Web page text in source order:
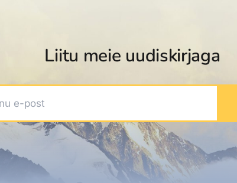
Liitu meie uudiskirjaga
e-post